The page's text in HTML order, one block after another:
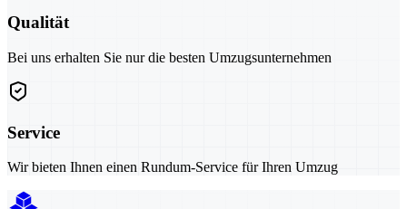
Qualität
Bei uns erhalten Sie nur die besten Umzugsunternehmen
Service
Wir bieten Ihnen einen Rundum-Service für Ihren Umzug